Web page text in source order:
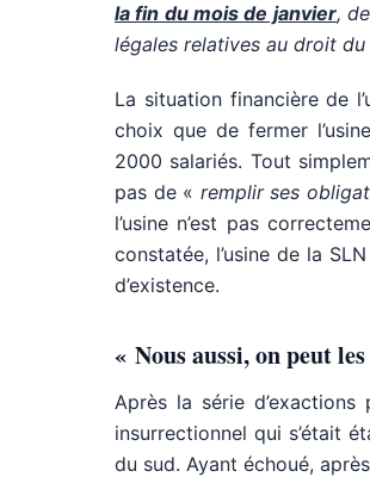
la fin du mois de janvier,
légales relatives au droit
La situation financière de
choix que de fermer
2000 salariés. Tout
pas de « remplir ses
l’usine n’est pas
constatée, l’usine de la
d’existence.
« Nous aussi, on peut
Après la série
insurrectionnel qui s’était
du sud. Ayant échoué,